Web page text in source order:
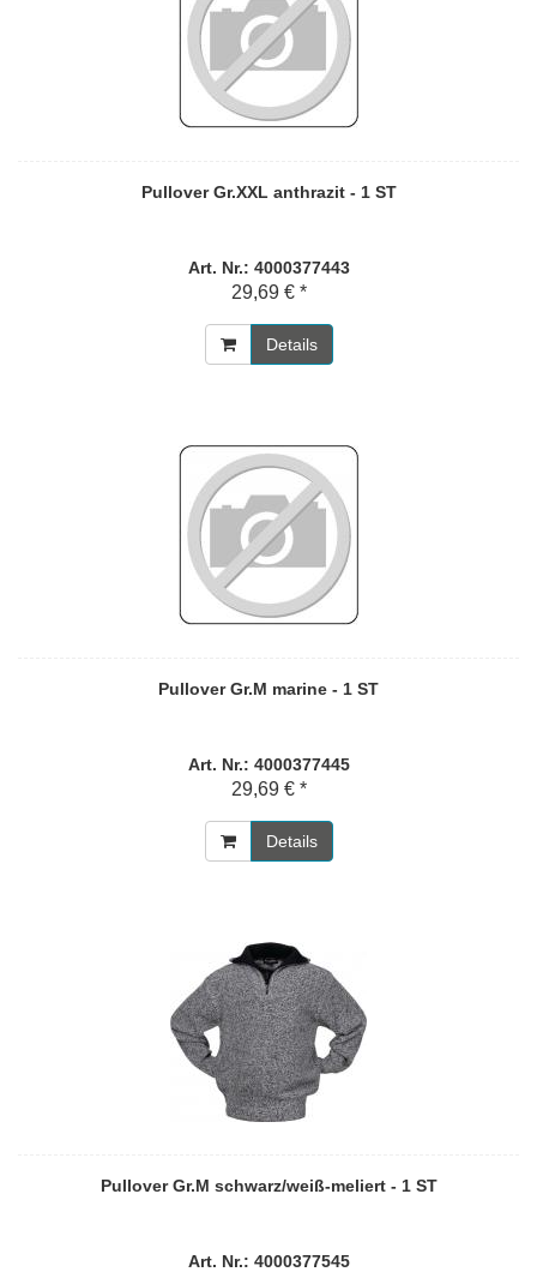
Pullover Gr.XXL anthrazit - 1 ST
Art. Nr.: 4000377443
29,69 € *
Details
Pullover Gr.M marine - 1 ST
Art. Nr.: 4000377445
29,69 € *
Details
Pullover Gr.M schwarz/weiß-meliert - 1 ST
Art. Nr.: 4000377545